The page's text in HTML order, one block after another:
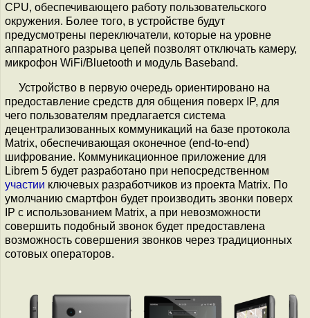
CPU, обеспечивающего работу пользовательского
окружения. Более того, в устройстве будут
предусмотрены переключатели, которые на уровне
аппаратного разрыва цепей позволят отключать камеру,
микрофон WiFi/Bluetooth и модуль Baseband.
Устройство в первую очередь ориентировано на
предоставление средств для общения поверх IP, для
чего пользователям предлагается система
децентрализованных коммуникаций на базе протокола
Matrix, обеспечивающая оконечное (end-to-end)
шифрование. Коммуникационное приложение для
Librem 5 будет разработано при непосредственном
участии ключевых разработчиков из проекта Matrix. По
умолчанию смартфон будет производить звонки поверх
IP с использованием Matrix, а при невозможности
совершить подобный звонок будет предоставлена
возможность совершения звонков через традиционных
сотовых операторов.